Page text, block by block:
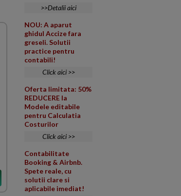
>>Detalii aici
NOU: A aparut
ghidul Accize fara
greseli. Solutii
practice pentru
contabili!
Click aici >>
Oferta limitata: 50%
REDUCERE la
Modele editabile
pentru Calculatia
Costurilor
Click aici >>
Contabilitate
Booking & Airbnb.
Spete reale, cu
solutii clare si
aplicabile imediat!